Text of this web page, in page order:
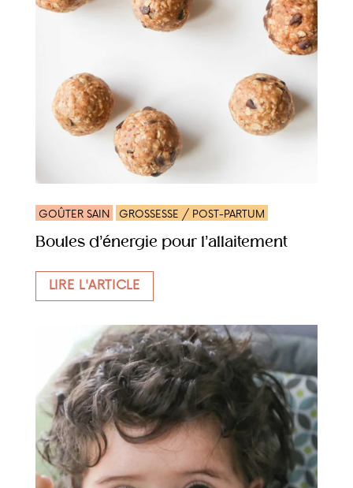
GOÛTER SAIN GROSSESSE / POST-PARTUM
Boules d’énergie pour l’allaitement
LIRE L'ARTICLE